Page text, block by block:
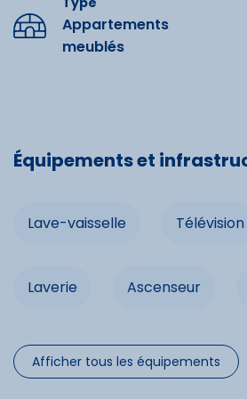
Profitez de ce cocon douillet
de main !Appartements
meublés
Équipements et
Lave-vaisselle Télévision
Laverie Ascenseur
Afficher tous les équipements